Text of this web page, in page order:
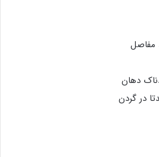
مفاصل
دهان
در گردن